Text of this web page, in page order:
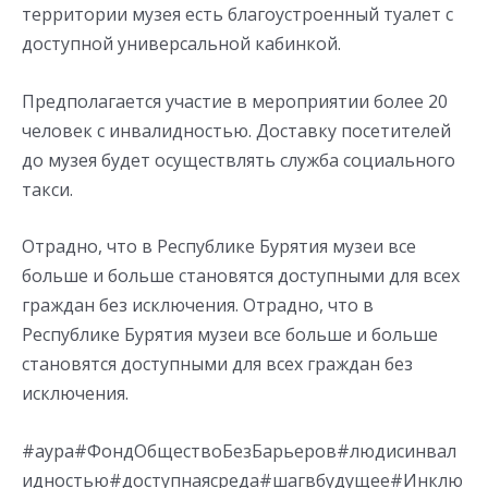
территории музея есть благоустроенный туалет с
доступной универсальной кабинкой.
Предполагается участие в мероприятии более 20
человек с инвалидностью. Доставку посетителей
до музея будет осуществлять служба социального
такси.
Отрадно, что в Республике Бурятия музеи все
больше и больше становятся доступными для всех
граждан без исключения. Отрадно, что в
Республике Бурятия музеи все больше и больше
становятся доступными для всех граждан без
исключения.
#аура#ФондОбществоБезБарьеров#людисинвал
идностью#доступнаясреда#шагвбудущее#Инклю